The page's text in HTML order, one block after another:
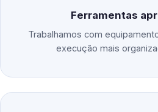
Ferramentas
Trabalhamos com
execução mais